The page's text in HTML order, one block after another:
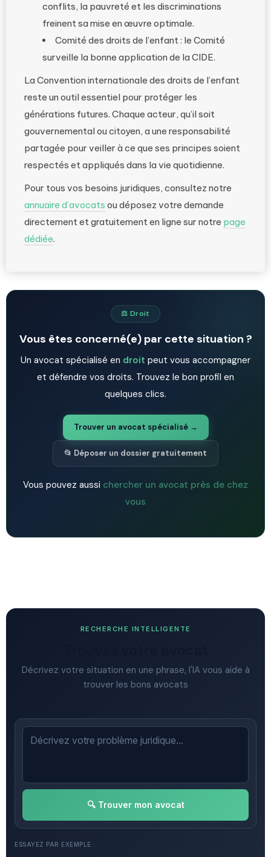
conflits, la pauvreté et les discriminations
freinent sa mise en œuvre optimale.
Comité des droits de l’enfant : le Comité
surveille la bonne application de la CIDE.
La Convention internationale des droits de l’enfant
reste un outil essentiel pour protéger les
générations futures. Chaque acteur, qu’il soit
gouvernemental ou citoyen, a une responsabilité
partagée pour veiller à ce que ses principes soient
respectés et appliqués dans la vie quotidienne.
Pour tous vos besoins juridiques, consultez notre
annuaire d’avocats ou déposez votre demande
directement et gratuitement en ligne sur notre page
dédiée.
⚖️ Droit
Vous êtes concerné(e) par cette situation ?
Un avocat spécialisé en droit peut vous accompagner
et défendre vos droits. Trouvez le bon profil en
quelques clics.
Trouver un avocat spécialisé →
📂 Déposer un dossier gratuitement
Vous pouvez aussi chercher un avocat près de chez
vous
RECHERCHE INTELLIGENTE
Décrivez votre situation en une phrase, l'IA vous aide à
trouver les bons avocats
🔍 Trouver mon avocat
ESSAYEZ PAR EXEMPLE :